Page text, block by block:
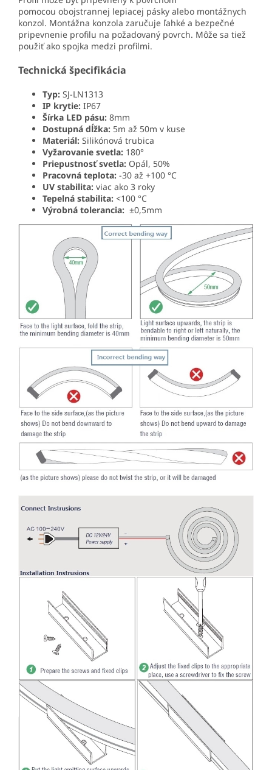
pomocou obojstrannej lepiacej pásky alebo montážnych
konzol. Montážna konzola zaručuje ľahké a bezpečné
pripevnenie profilu na požadovaný povrch. Môže sa tiež
použiť ako spojka medzi profilmi.
Technická špecifikácia
Typ: SJ-LN1313
IP krytie: IP67
Šírka LED pásu: 8mm
Dostupná dĺžka: 5m až 50m v kuse
Materiál: Silikónová trubica
Vyžarovanie svetla: 180°
Priepustnosť svetla: Opál, 50%
Pracovná teplota: -30 až +100 °C
UV stabilita: viac ako 3 roky
Tepelná stabilita: <100 °C
Výrobná tolerancia: ±0,5mm